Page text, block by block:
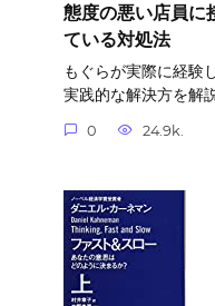
態度の悪い店員に
ている対処法
もぐらが実際に経験
実践的な解決方を解
0 24.9k.